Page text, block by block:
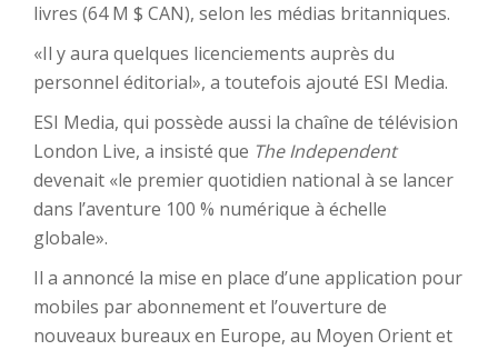
livres (64 M $ CAN), selon les médias britanniques.
«Il y aura quelques licenciements auprès du
personnel éditorial», a toutefois ajouté ESI Media.
ESI Media, qui possède aussi la chaîne de télévision
London Live, a insisté que The Independent
devenait «le premier quotidien national à se lancer
dans l’aventure 100 % numérique à échelle
globale».
Il a annoncé la mise en place d’une application pour
mobiles par abonnement et l’ouverture de
nouveaux bureaux en Europe, au Moyen Orient et